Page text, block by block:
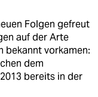
Folgen gefreut
auf der Arte
bekannt vorkamen:
dem
bereits in der